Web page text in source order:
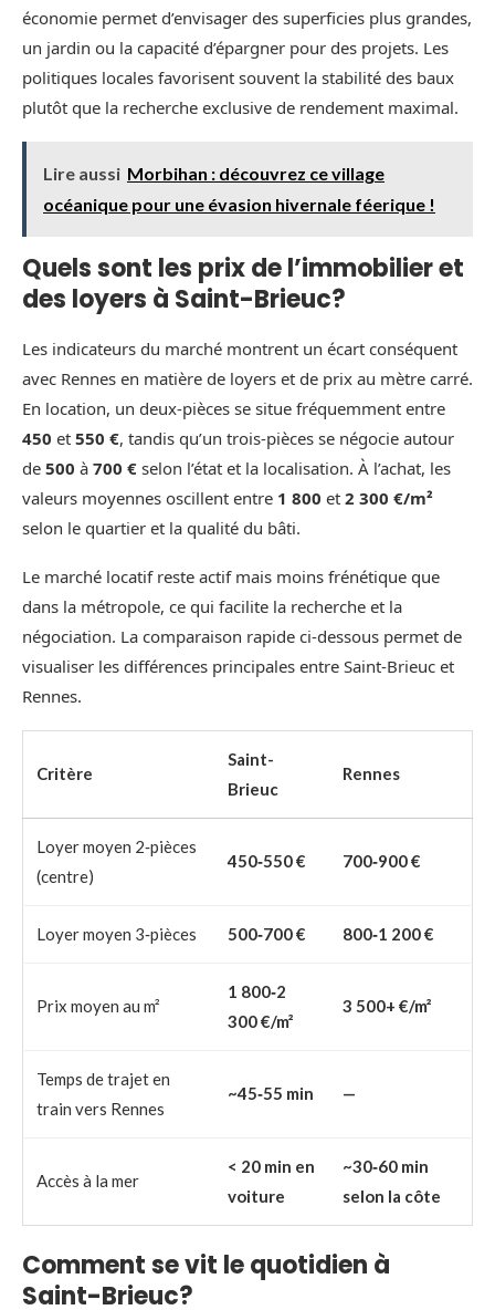
économie permet d’envisager des superficies plus grandes,
un jardin ou la capacité d’épargner pour des projets. Les
politiques locales favorisent souvent la stabilité des baux
plutôt que la recherche exclusive de rendement maximal.
Lire aussi Morbihan : découvrez ce village
océanique pour une évasion hivernale féerique !
Quels sont les prix de l’immobilier et
des loyers à Saint-Brieuc?
Les indicateurs du marché montrent un écart conséquent
avec Rennes en matière de loyers et de prix au mètre carré.
En location, un deux-pièces se situe fréquemment entre
450 et 550 €, tandis qu’un trois-pièces se négocie autour
de 500 à 700 € selon l’état et la localisation. À l’achat, les
valeurs moyennes oscillent entre 1 800 et 2 300 €/m²
selon le quartier et la qualité du bâti.
Le marché locatif reste actif mais moins frénétique que
dans la métropole, ce qui facilite la recherche et la
négociation. La comparaison rapide ci-dessous permet de
visualiser les différences principales entre Saint-Brieuc et
Rennes.
Critère
Saint-
Brieuc
Rennes
Loyer moyen 2‑pièces
(centre)
450‑550 € 700‑900 €
Loyer moyen 3‑pièces 500‑700 € 800‑1 200 €
Prix moyen au m²
1 800‑2
300 €/m²
3 500+ €/m²
Temps de trajet en
train vers Rennes
~45‑55 min —
Accès à la mer
< 20 min en
voiture
~30‑60 min
selon la côte
Comment se vit le quotidien à
Saint-Brieuc?